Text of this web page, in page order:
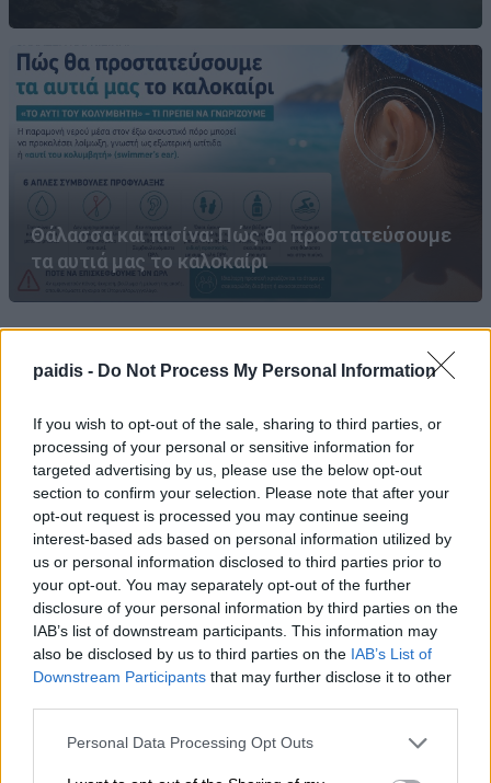
paidis - Do Not Process My Personal Information
If you wish to opt-out of the sale, sharing to third parties, or
processing of your personal or sensitive information for
targeted advertising by us, please use the below opt-out
section to confirm your selection. Please note that after your
opt-out request is processed you may continue seeing
interest-based ads based on personal information utilized by
us or personal information disclosed to third parties prior to
your opt-out. You may separately opt-out of the further
disclosure of your personal information by third parties on the
IAB’s list of downstream participants. This information may
also be disclosed by us to third parties on the IAB’s List of
Downstream Participants that may further disclose it to other
Personal Data Processing Opt Outs
Θάλασσα και πισίνα: Πώς θα προστατεύσουμε
τα αυτιά μας το καλοκαίρι